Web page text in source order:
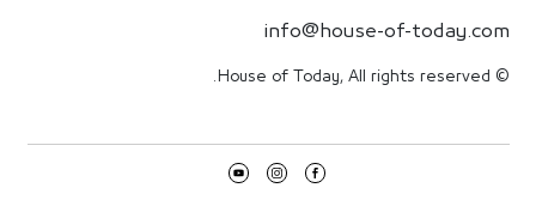
info@house-of-today.com
© House of Today, All rights reserved.